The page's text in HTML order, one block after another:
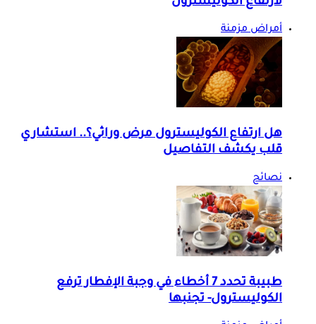
أمراض مزمنة
هل ارتفاع الكوليسترول مرض وراثي؟.. استشاري
قلب يكشف التفاصيل
نصائح
طبيبة تحدد 7 أخطاء في وجبة الإفطار ترفع
الكوليسترول- تجنبها